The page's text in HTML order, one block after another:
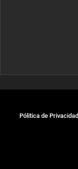
Pólitica de Privacidad